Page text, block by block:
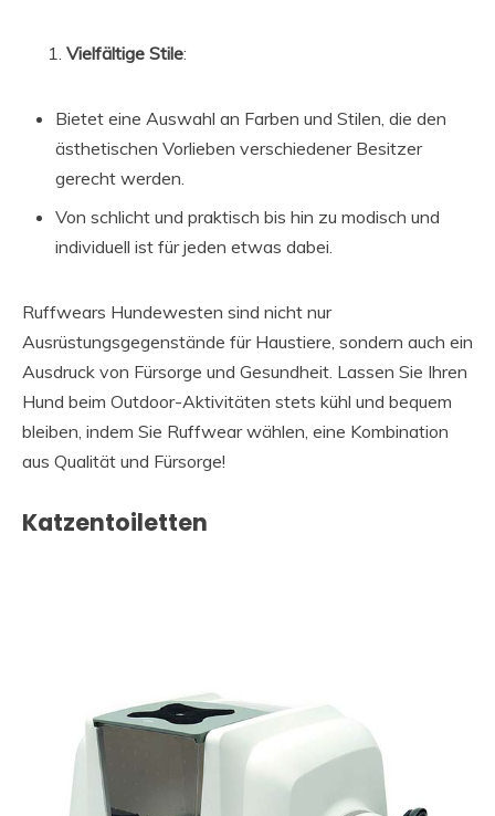
Vielfältige Stile:
Bietet eine Auswahl an Farben und Stilen, die den
ästhetischen Vorlieben verschiedener Besitzer
gerecht werden.
Von schlicht und praktisch bis hin zu modisch und
individuell ist für jeden etwas dabei.
Ruffwears Hundewesten sind nicht nur
Ausrüstungsgegenstände für Haustiere, sondern auch ein
Ausdruck von Fürsorge und Gesundheit. Lassen Sie Ihren
Hund beim Outdoor-Aktivitäten stets kühl und bequem
bleiben, indem Sie Ruffwear wählen, eine Kombination
aus Qualität und Fürsorge!
Katzentoiletten